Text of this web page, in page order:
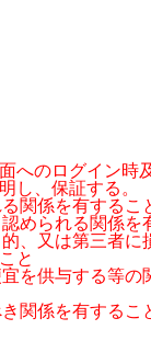
へのログイン
し、保証する。
関係を有するこ
められる関係を
、又は第三者
と
を供与する等
関係を有するこ